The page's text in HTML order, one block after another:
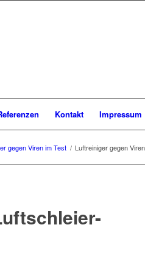
Kontakt Impressum
gegen Viren im Test / Luftreiniger gegen